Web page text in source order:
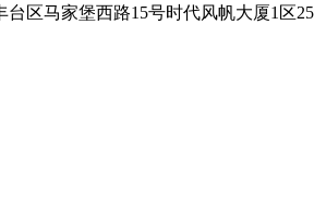
区马家堡西路15号时代风帆大厦1区